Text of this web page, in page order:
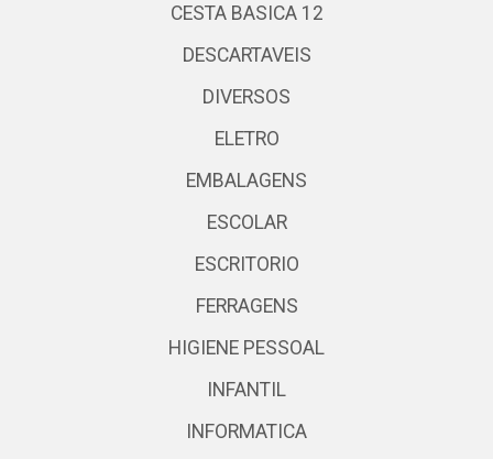
CESTA BASICA 12
DESCARTAVEIS
DIVERSOS
ELETRO
EMBALAGENS
ESCOLAR
ESCRITORIO
FERRAGENS
HIGIENE PESSOAL
INFANTIL
INFORMATICA